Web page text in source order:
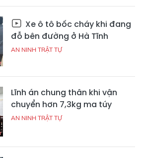
Xe ô tô bốc cháy khi đang
đỗ bên đường ở Hà Tĩnh
AN NINH TRẬT TỰ
Lĩnh án chung thân khi vận
chuyển hơn 7,3kg ma túy
AN NINH TRẬT TỰ